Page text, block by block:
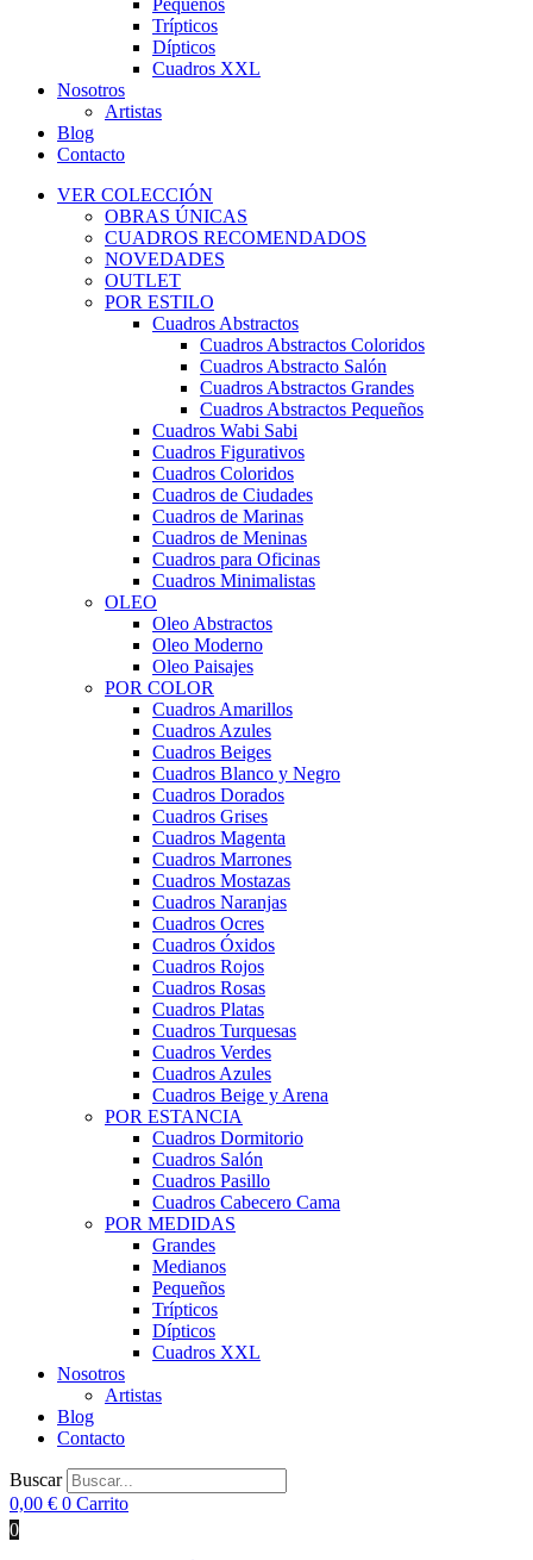
Pequeños
Trípticos
Dípticos
Cuadros XXL
Nosotros
Artistas
Blog
Contacto
VER COLECCIÓN
OBRAS ÚNICAS
CUADROS RECOMENDADOS
NOVEDADES
OUTLET
POR ESTILO
Cuadros Abstractos
Cuadros Abstractos Coloridos
Cuadros Abstracto Salón
Cuadros Abstractos Grandes
Cuadros Abstractos Pequeños
Cuadros Wabi Sabi
Cuadros Figurativos
Cuadros Coloridos
Cuadros de Ciudades
Cuadros de Marinas
Cuadros de Meninas
Cuadros para Oficinas
Cuadros Minimalistas
OLEO
Oleo Abstractos
Oleo Moderno
Oleo Paisajes
POR COLOR
Cuadros Amarillos
Cuadros Azules
Cuadros Beiges
Cuadros Blanco y Negro
Cuadros Dorados
Cuadros Grises
Cuadros Magenta
Cuadros Marrones
Cuadros Mostazas
Cuadros Naranjas
Cuadros Ocres
Cuadros Óxidos
Cuadros Rojos
Cuadros Rosas
Cuadros Platas
Cuadros Turquesas
Cuadros Verdes
Cuadros Azules
Cuadros Beige y Arena
POR ESTANCIA
Cuadros Dormitorio
Cuadros Salón
Cuadros Pasillo
Cuadros Cabecero Cama
POR MEDIDAS
Grandes
Medianos
Pequeños
Trípticos
Dípticos
Cuadros XXL
Nosotros
Artistas
Blog
Contacto
Buscar
0,00 € 0 Carrito
0